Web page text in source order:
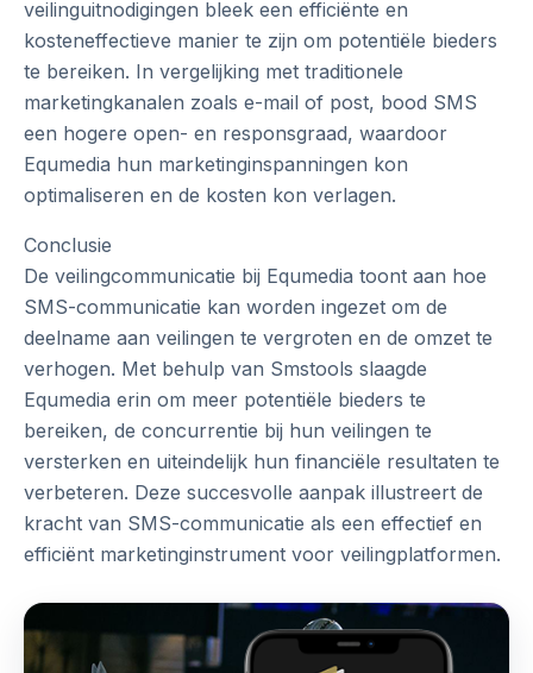
veilinguitnodigingen bleek een efficiënte en
kosteneffectieve manier te zijn om potentiële bieders
te bereiken. In vergelijking met traditionele
marketingkanalen zoals e-mail of post, bood SMS
een hogere open- en responsgraad, waardoor
Equmedia hun marketinginspanningen kon
optimaliseren en de kosten kon verlagen.
Conclusie
De veilingcommunicatie bij Equmedia toont aan hoe
SMS-communicatie kan worden ingezet om de
deelname aan veilingen te vergroten en de omzet te
verhogen. Met behulp van Smstools slaagde
Equmedia erin om meer potentiële bieders te
bereiken, de concurrentie bij hun veilingen te
versterken en uiteindelijk hun financiële resultaten te
verbeteren. Deze succesvolle aanpak illustreert de
kracht van SMS-communicatie als een effectief en
efficiënt marketinginstrument voor veilingplatformen.